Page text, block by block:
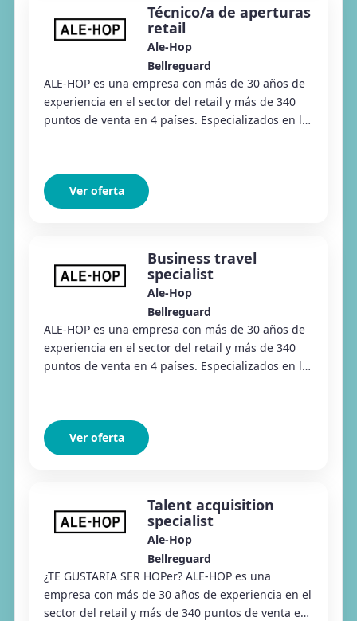
Técnico/a de aperturas
retail
Ale-Hop
Bellreguard
ALE-HOP es una empresa con más de 30 años de
experiencia en el sector del retail y más de 340
puntos de venta en 4 países. Especializados en la
Ver oferta
Business travel
specialist
Ale-Hop
Bellreguard
ALE-HOP es una empresa con más de 30 años de
experiencia en el sector del retail y más de 340
puntos de venta en 4 países. Especializados en la
Ver oferta
Talent acquisition
specialist
Ale-Hop
Bellreguard
¿TE GUSTARIA SER HOPer? ALE-HOP es una
empresa con más de 30 años de experiencia en el
sector del retail y más de 340 puntos de venta en